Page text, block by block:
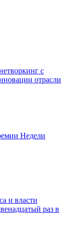
с
отрасли
Недели
и власти
раз в